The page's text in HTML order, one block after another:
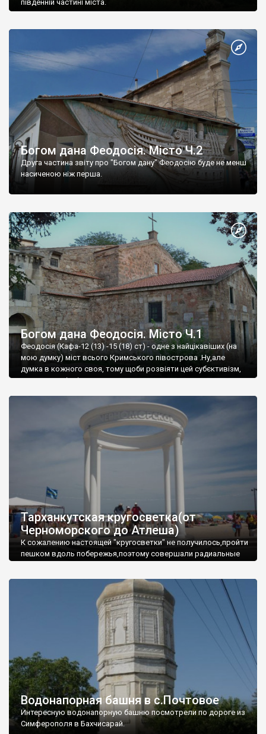
південній частині міста.
Богом дана Феодосія. Місто Ч.2
Друга частина звіту про "Богом дану" Феодосію буде не менш
насиченою ніж перша.
Богом дана Феодосія. Місто Ч.1
Феодосія (Кафа-12 (13) -15 (18) ст) - одне з найцікавіших (на
мою думку) міст всього Кримського півострова .Ну,але
думка в кожного своя, тому щоби розвіяти цей субєктивізм,
запрошую відвідати це
Тарханкутская кругосветка(от
Черноморского до Атлеша)
К сожалению настоящей "кругосветки" не получилось,пройти
пешком вдоль побережья,поэтому совершали радиальные
Водонапорная башня в с.Почтовое
Интересную водонапорную башню посмотрели по дороге из
Симферополя в Бахчисарай.